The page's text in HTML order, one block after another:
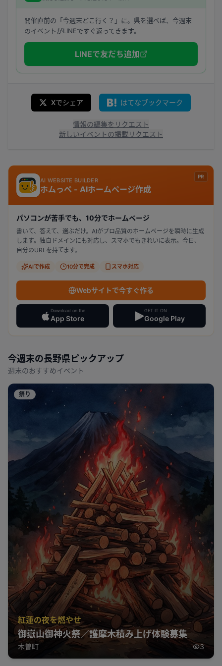
開催直前の「今週末どこ行く？」に。県を選べば、今週末
のイベントがLINEですぐ返ってきます。
LINEで友だち追加
Xでシェア はてなブックマーク
情報の編集をリクエスト
新しいイベントの掲載リクエスト
PR
AI WEBSITE BUILDER
ホムっぺ - AIホームページ作成
パソコンが苦手でも、10分でホームページ
書いて、答えて、選ぶだけ。AIがプロ品質のホームページを瞬時に生成
します。独自ドメインにも対応し、スマホでもきれいに表示。今日、
自分のURLを持てます。
AIで作成 10分で完成 スマホ対応
Webサイトで今すぐ作る
Download on the
App Store
GET IT ON
Google Play
今週末の長野県 ピックアップ
週末のおすすめイベント
祭り
紅蓮の夜を燃やせ
御嶽山御神火祭／護摩木積み上げ体験募集
木曽町 3